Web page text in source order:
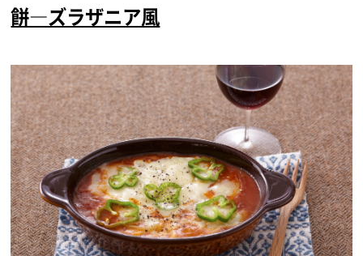
餅―ズラザニア風